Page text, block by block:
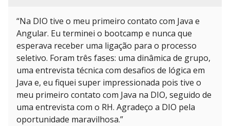
“Na DIO tive o meu primeiro contato com Java e
Angular. Eu terminei o bootcamp e nunca que
esperava receber uma ligação para o processo
seletivo. Foram três fases: uma dinâmica de grupo,
uma entrevista técnica com desafios de lógica em
Java e, eu fiquei super impressionada pois tive o
meu primeiro contato com Java na DIO, seguido de
uma entrevista com o RH. Agradeço a DIO pela
oportunidade maravilhosa.”